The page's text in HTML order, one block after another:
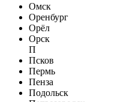
Омск
Оренбург
Орёл
Орск
П
Псков
Пермь
Пенза
Подольск